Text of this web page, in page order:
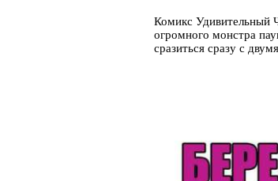
Комикс Удивительный
огромного монстра
сразиться сразу с